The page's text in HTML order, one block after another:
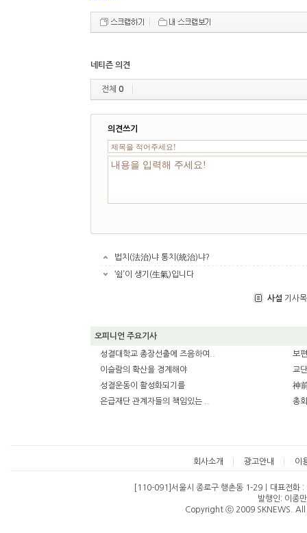
네티즌 의견
전체 0
의견쓰기
법치(法治)냐 통치(統治)냐?
‘쉼’이 생기(生氣)입니다
사설 기사
오피니언 주요기사
성결대학교 총장선출에 즈음하여..
보
이슬람의 확산을 경계해야
교
성결운동이 활성화되기를
神
은급재단 관계자들의 책임있는 ..
총
회사소개 광고안내 이
[110-091]서울시 종로구 행촌동 1-29ㅣ대표전
발행인: 이종
Copyright ⓒ 2009 SKNEWS.